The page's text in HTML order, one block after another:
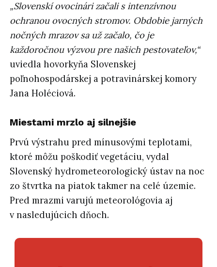
„Slovenskí ovocinári začali s intenzívnou
ochranou ovocných stromov. Obdobie jarných
nočných mrazov sa už začalo, čo je
každoročnou výzvou pre našich pestovateľov,“
uviedla hovorkyňa Slovenskej
poľnohospodárskej a potravinárskej komory
Jana Holéciová.
Miestami mrzlo aj silnejšie
Prvú výstrahu pred mínusovými teplotami,
ktoré môžu poškodiť vegetáciu, vydal
Slovenský hydrometeorologický ústav na noc
zo štvrtka na piatok takmer na celé územie.
Pred mrazmi varujú meteorológovia aj
v nasledujúcich dňoch.